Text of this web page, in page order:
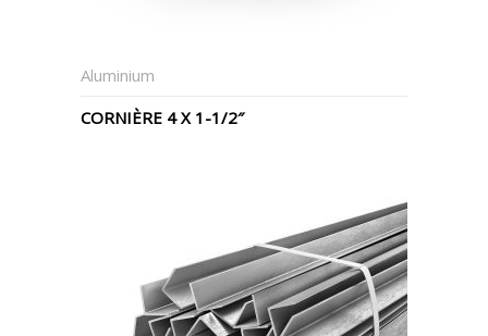
Aluminium
CORNIÈRE 4 X 1-1/2″